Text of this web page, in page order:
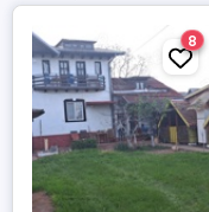
8